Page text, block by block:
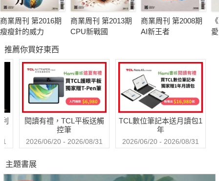
商業周刊 第2016期
瘦瘦針的威力
商業周刊 第2013期
CPU新戰國
商業周刊 第2008期
AI新王者
推薦你買好東西
閱讀有禮，TCL平板送觸
控筆
2026/06/20 - 2026/08/31
TCL數位筆記本送月讀包1
年
2026/06/20 - 2026/08/31
主題書展